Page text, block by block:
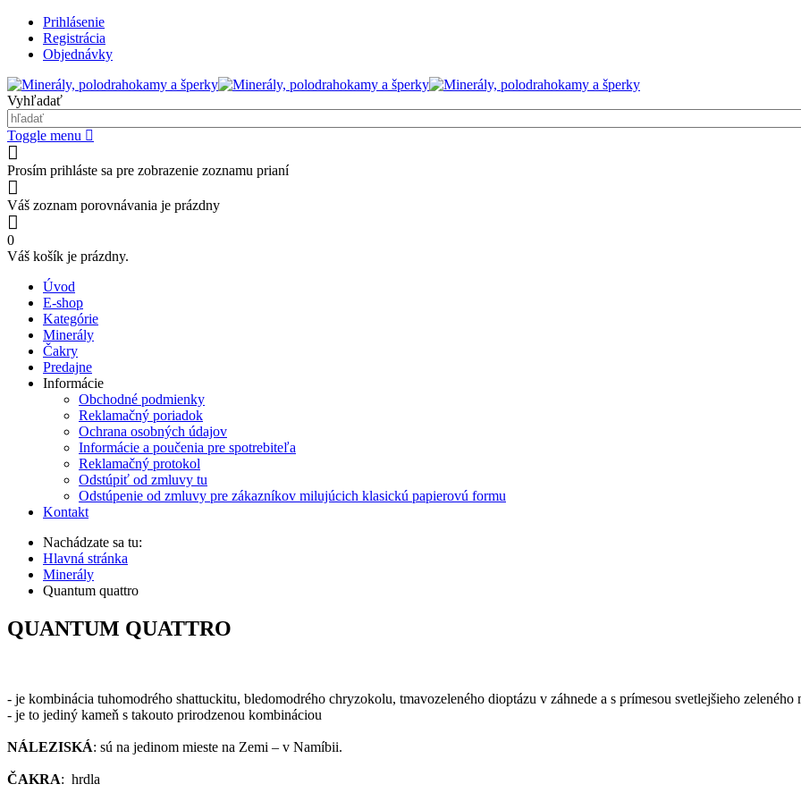
Prihlásenie
Registrácia
Objednávky
Vyhľadať
Toggle menu
Prosím prihláste sa pre zobrazenie zoznamu prianí
Váš zoznam porovnávania je prázdny
0
Váš košík je prázdny.
Úvod
E-shop
Kategórie
Minerály
Čakry
Predajne
Informácie
Obchodné podmienky
Reklamačný poriadok
Ochrana osobných údajov
Informácie a poučenia pre spotrebiteľa
Reklamačný protokol
Odstúpiť od zmluvy tu
Odstúpenie od zmluvy pre zákazníkov milujúcich klasickú papierovú formu
Kontakt
Nachádzate sa tu:
Hlavná stránka
Minerály
Quantum quattro
QUANTUM QUATTRO
- je kombinácia tuhomodrého shattuckitu, bledomodrého chryzokolu, tmavozeleného dioptázu v záhnede a s prímesou svetlejšieho zeleného
- je to jediný kameň s takouto prirodzenou kombináciou
NÁLEZISKÁ: sú na jedinom mieste na Zemi – v Namíbii.
ČAKRA: hrdla